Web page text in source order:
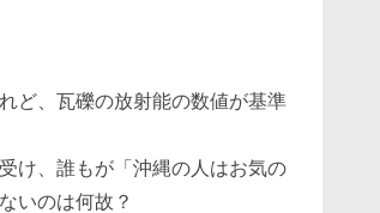
ど、瓦礫の放射能の数値が基準
け、誰もが「沖縄の人はお気の
いのは何故？